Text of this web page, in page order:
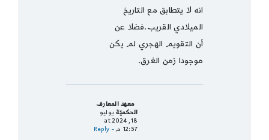
انه لا يتطابق مع التاريخ
الميلادي القريب.فضلا عن
أن التقويم الهجري لم يكن
موجودا زمن الغرق.
معهد المعارف
الحكميّةيوليو
18, 2024 at
12:57 م
- Reply